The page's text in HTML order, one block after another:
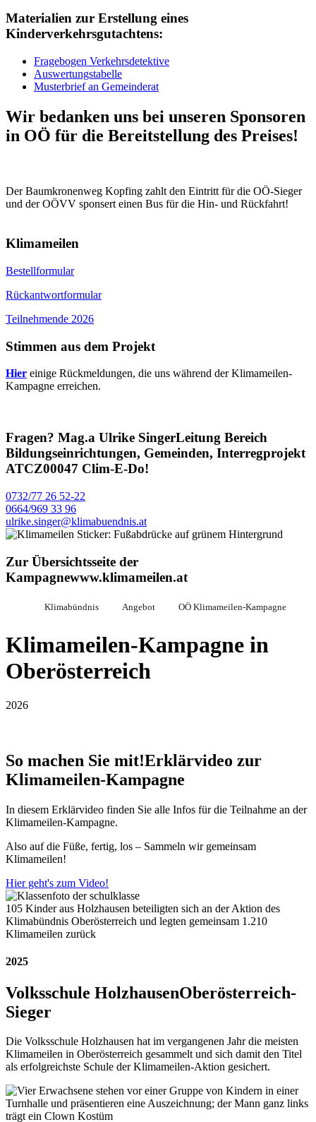
Materialien zur Erstellung eines
Kinderverkehrsgutachtens:
Fragebogen Verkehrsdetektive
Auswertungstabelle
Musterbrief an Gemeinderat
Wir bedanken uns bei unseren Sponsoren
in OÖ für die Bereitstellung des Preises!
Der Baumkronenweg Kopfing zahlt den Eintritt für die OÖ-Sieger
und der OÖVV sponsert einen Bus für die Hin- und Rückfahrt!
Klimameilen
Bestellformular
Rückantwortformular
Teilnehmende 2026
Stimmen aus dem Projekt
Hier einige Rückmeldungen, die uns während der Klimameilen-
Kampagne erreichen.
Fragen? Mag.a Ulrike SingerLeitung Bereich
Bildungseinrichtungen, Gemeinden, Interregprojekt
ATCZ00047 Clim-E-Do!
0732/77 26 52-22
0664/969 33 96
ulrike.singer@klimabuendnis.at
Zur Übersichtsseite der
Kampagnewww.klimameilen.at
Klimabündnis Angebot OÖ Klimameilen-Kampagne
Klimameilen-Kampagne in
Oberösterreich
2026
So machen Sie mit!Erklärvideo zur
Klimameilen-Kampagne
In diesem Erklärvideo finden Sie alle Infos für die Teilnahme an der
Klimameilen-Kampagne.
Also auf die Füße, fertig, los – Sammeln wir gemeinsam
Klimameilen!
Hier geht's zum Video!
105 Kinder aus Holzhausen beteiligten sich an der Aktion des
Klimabündnis Oberösterreich und legten gemeinsam 1.210
Klimameilen zurück
2025
Volksschule HolzhausenOberösterreich-
Sieger
Die Volksschule Holzhausen hat im vergangenen Jahr die meisten
Klimameilen in Oberösterreich gesammelt und sich damit den Titel
als erfolgreichste Schule der Klimameilen-Aktion gesichert.